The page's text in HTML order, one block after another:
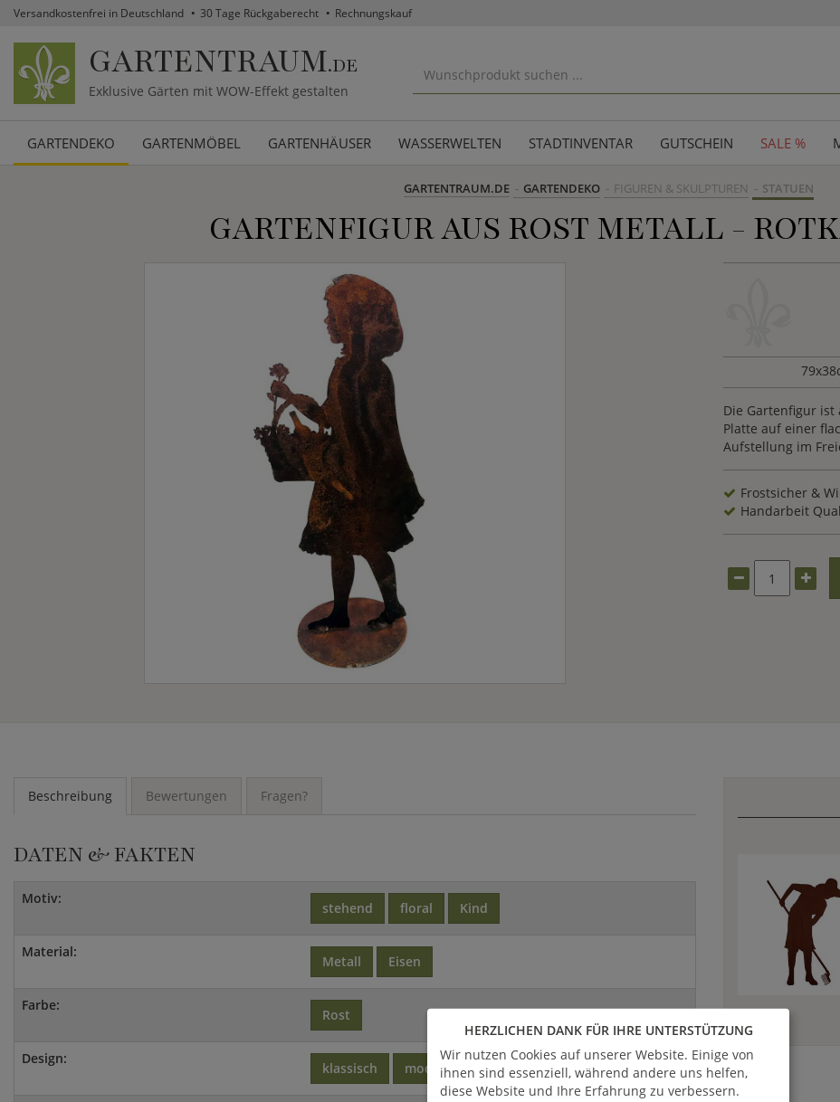
Versandkostenfrei in Deutschland 30 Tage Rückgaberecht Rechnungskauf
GARTENTRAUM.DE
Exklusive Gärten mit WOW-Effekt gestalten
GARTENDEKO GARTENMÖBEL GARTENHÄUSER WASSERWELTEN STADTINVENTAR GUTSCHEIN SALE %
GARTENTRAUM.DE GARTENDEKO FIGUREN & SKULPTUREN STATUEN
GARTENFIGUR AUS ROST METALL -
Die Gartenfigur
Platte auf einer
Aufstellung im
Frostsicher &
Handarbeit
Beschreibung Bewertungen Fragen?
DATEN & FAKTEN
Motiv:
stehend floral Kind
Material:
Metall Eisen
Farbe:
Rost
Design:
klassisch modern
HERZLICHEN DANK FÜR IHRE UNTERSTÜTZUNG
Wir nutzen Cookies auf unserer Website. Einige von
ihnen sind essenziell, während andere uns helfen,
diese Website und Ihre Erfahrung zu verbessern.